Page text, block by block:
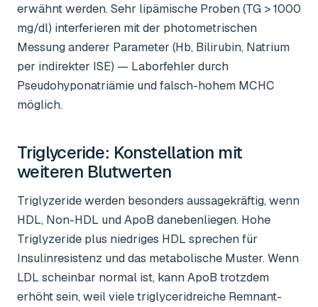
erwähnt werden. Sehr lipämische Proben (TG > 1000
mg/dl) interferieren mit der photometrischen
Messung anderer Parameter (Hb, Bilirubin, Natrium
per indirekter ISE) — Laborfehler durch
Pseudohyponatriämie und falsch-hohem MCHC
möglich.
Triglyceride: Konstellation mit
weiteren Blutwerten
Triglyzeride werden besonders aussagekräftig, wenn
HDL, Non-HDL und ApoB danebenliegen. Hohe
Triglyzeride plus niedriges HDL sprechen für
Insulinresistenz und das metabolische Muster. Wenn
LDL scheinbar normal ist, kann ApoB trotzdem
erhöht sein, weil viele triglyceridreiche Remnant-